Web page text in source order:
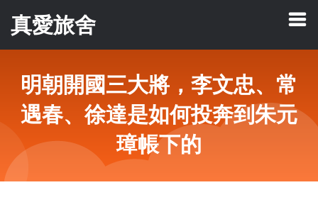
真愛旅舍
明朝開國三大將，李文忠、常
遇春、徐達是如何投奔到朱元
璋帳下的